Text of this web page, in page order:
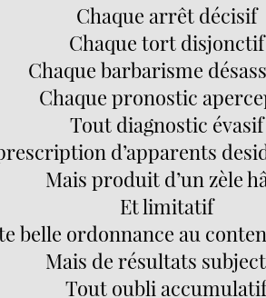
Chaque arrêt décisif
Chaque tort disjonctif
Chaque barbarisme
Chaque pronostic
Tout diagnostic évasif
d’apparents
Mais produit d’un zèle
Et limitatif
belle ordonnance au
Mais de résultats
Tout oubli